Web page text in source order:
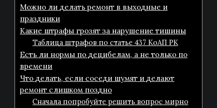
Можно ли делать ремонт в выходные и
праздники
Какие штрафы грозят за нарушение тишины
Таблица штрафов по статье 437 КоАП РК
Есть ли нормы по децибелам, а не только по
времени
Что делать, если соседи шумят и делают
ремонт слишком поздно
Сначала попробуйте решить вопрос мирно